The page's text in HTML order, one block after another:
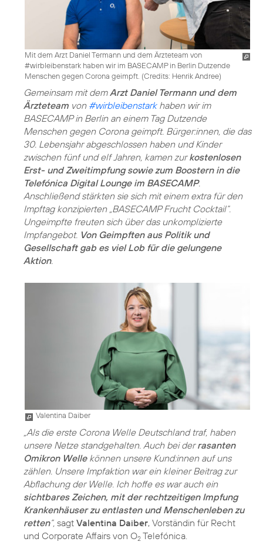
Mit dem Arzt Daniel Termann und dem Ärzteteam von
#wirbleibenstark haben wir im BASECAMP in Berlin Dutzende
Menschen gegen Corona geimpft. (Credits: Henrik Andree)
Gemeinsam mit demArzt Daniel Termann und dem
Ärzteteam von #wirbleibenstarkhaben wir im
BASECAMP in Berlin an einem Tag Dutzende
Menschen gegen Corona geimpft. Bürger:innen, die das
30. Lebensjahr abgeschlossen haben und Kinder
zwischen fünf und elf Jahren, kamen zurkostenlosen
Erst- und Zweitimpfung sowie zum Boostern in die
Telefónica Digital Lounge im BASECAMP.
Anschließend stärkten sie sich mit einem extra für den
Impftag konzipierten „BASECAMP Frucht Cocktail“.
Ungeimpfte freuten sich über das unkomplizierte
Impfangebot. Von Geimpften aus Politik und
Gesellschaft gab es viel Lob für die gelungene
Aktion.
Valentina Daiber
„Als die erste Corona Welle Deutschland traf, haben
unsere Netze standgehalten. Auch bei derrasanten
Omikron Wellekönnen unsere Kund:innen auf uns
zählen. Unsere Impfaktion war ein kleiner Beitrag zur
Abflachung der Welle. Ich hoffe es war auch ein
sichtbares Zeichen, mit der rechtzeitigen Impfung
Krankenhäuser zu entlasten und Menschenleben zu
retten“, sagt Valentina Daiber, Vorständin für Recht
und Corporate Affairs von O2 Telefónica.